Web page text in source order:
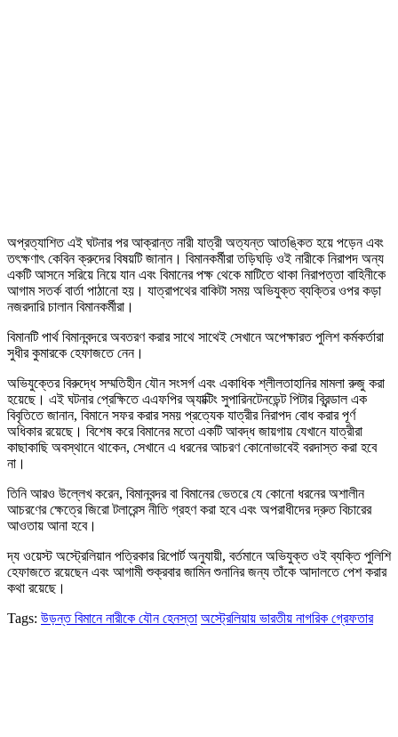
অপ্রত্যাশিত এই ঘটনার পর আক্রান্ত নারী যাত্রী অত্যন্ত আতঙ্কিত হয়ে পড়েন এবং
তৎক্ষণাৎ কেবিন ক্রুদের বিষয়টি জানান। বিমানকর্মীরা তড়িঘড়ি ওই নারীকে নিরাপদ অন্য
একটি আসনে সরিয়ে নিয়ে যান এবং বিমানের পক্ষ থেকে মাটিতে থাকা নিরাপত্তা বাহিনীকে
আগাম সতর্ক বার্তা পাঠানো হয়। যাত্রাপথের বাকিটা সময় অভিযুক্ত ব্যক্তির ওপর কড়া
নজরদারি চালান বিমানকর্মীরা।
বিমানটি পার্থ বিমানবন্দরে অবতরণ করার সাথে সাথেই সেখানে অপেক্ষারত পুলিশ কর্মকর্তারা
সুধীর কুমারকে হেফাজতে নেন।
অভিযুক্তের বিরুদ্ধে সম্মতিহীন যৌন সংসর্গ এবং একাধিক শ্লীলতাহানির মামলা রুজু করা
হয়েছে। এই ঘটনার প্রেক্ষিতে এএফপির অ্যাক্টিং সুপারিনটেনডেন্ট পিটার ব্রিন্ডাল এক
বিবৃতিতে জানান, বিমানে সফর করার সময় প্রত্যেক যাত্রীর নিরাপদ বোধ করার পূর্ণ
অধিকার রয়েছে। বিশেষ করে বিমানের মতো একটি আবদ্ধ জায়গায় যেখানে যাত্রীরা
কাছাকাছি অবস্থানে থাকেন, সেখানে এ ধরনের আচরণ কোনোভাবেই বরদাস্ত করা হবে
না।
তিনি আরও উল্লেখ করেন, বিমানবন্দর বা বিমানের ভেতরে যে কোনো ধরনের অশালীন
আচরণের ক্ষেত্রে জিরো টলারেন্স নীতি গ্রহণ করা হবে এবং অপরাধীদের দ্রুত বিচারের
আওতায় আনা হবে।
দ্য ওয়েস্ট অস্ট্রেলিয়ান পত্রিকার রিপোর্ট অনুযায়ী, বর্তমানে অভিযুক্ত ওই ব্যক্তি পুলিশি
হেফাজতে রয়েছেন এবং আগামী শুক্রবার জামিন শুনানির জন্য তাঁকে আদালতে পেশ করার
কথা রয়েছে।
Tags: উড়ন্ত বিমানে নারীকে যৌন হেনস্তা অস্ট্রেলিয়ায় ভারতীয় নাগরিক গ্রেফতার